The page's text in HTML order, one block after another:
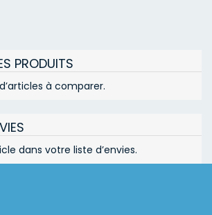
PRODUITS
à comparer.
dans votre liste d’envies.